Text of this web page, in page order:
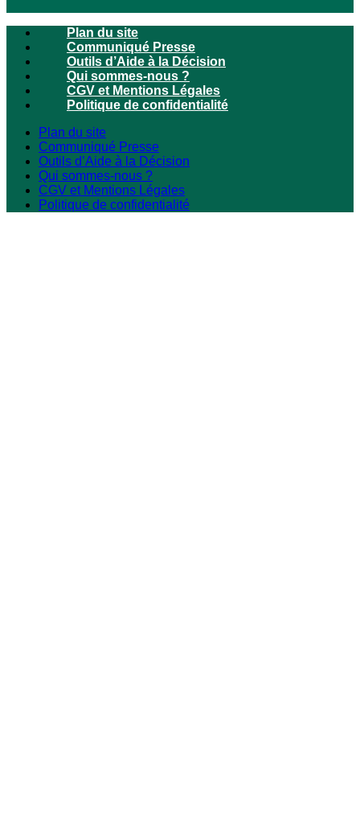
Plan du site
Communiqué Presse
Outils d’Aide à la Décision
Qui sommes-nous ?
CGV et Mentions Légales
Politique de confidentialité
Plan du site
Communiqué Presse
Outils d’Aide à la Décision
Qui sommes-nous ?
CGV et Mentions Légales
Politique de confidentialité